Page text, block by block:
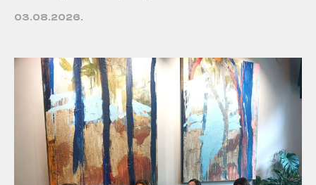
03.08.2026.